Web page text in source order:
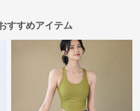
すすめアイテム